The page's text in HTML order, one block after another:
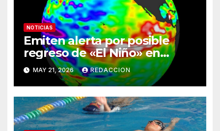
NOTICIAS
Emiten alerta por posible
regreso de «El Niño» en
verano; descartan confirmar
un fenómeno extremo
MAY 21, 2026 REDACCION